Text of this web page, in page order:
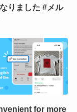
りました #メル
for more